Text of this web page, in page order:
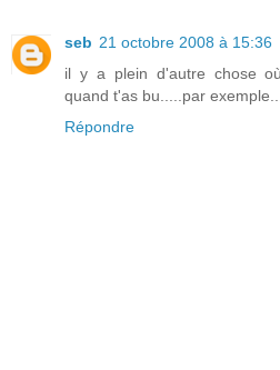
seb 21 octobre 2008 à 15:36
il y a plein d'autre chose
quand t'as bu.....par
Répondre